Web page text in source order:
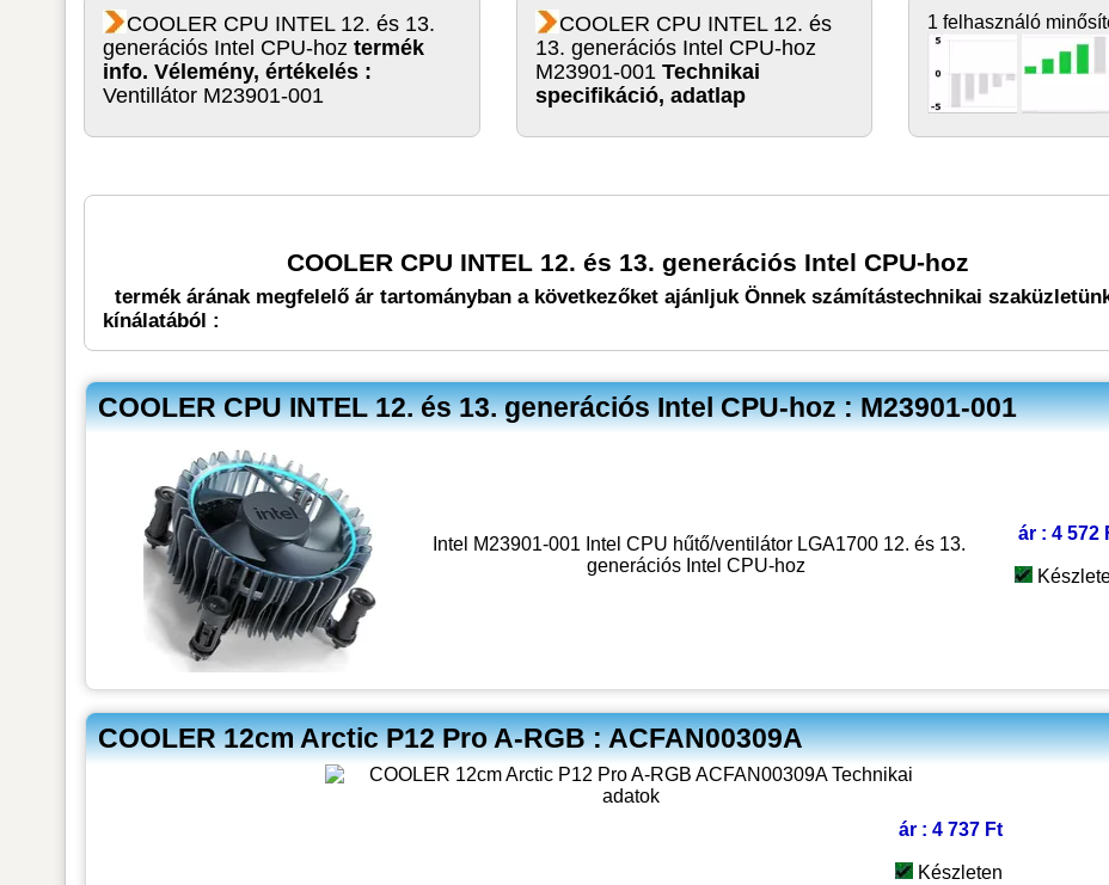
COOLER CPU INTEL 12. és 13.
generációs Intel CPU-hoz termék
info. Vélemény, értékelés :
Ventillátor M23901-001
COOLER CPU INTEL 12. és
13. generációs Intel CPU-hoz
M23901-001Technikai
specifikáció, adatlap
1 felhasználó
COOLER CPU INTEL 12. és 13. generációs Intel CPU-hoz
termék árának megfelelő ár tartományban a következőket ajánljuk Önnek számítástechnikai
kínálatából :
COOLER CPU INTEL 12. és 13. generációs Intel CPU-hoz : M23901-001
Intel M23901-001 Intel CPU hűtő/ventilátor LGA1700 12. és 13.
generációs Intel CPU-hoz
ár : 4 572
COOLER 12cm Arctic P12 Pro A-RGB : ACFAN00309A
ár : 4 737 Ft
Készleten